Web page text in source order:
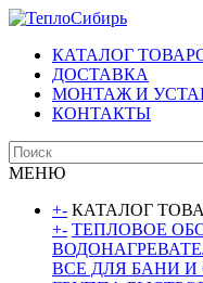
КАТАЛОГ
ДОСТАВКА
МОНТАЖ И
КОНТАКТЫ
МЕНЮ
+- КАТАЛОГ
+- ТЕПЛОВОЕ
ВСЕ ДЛЯ БАНИ